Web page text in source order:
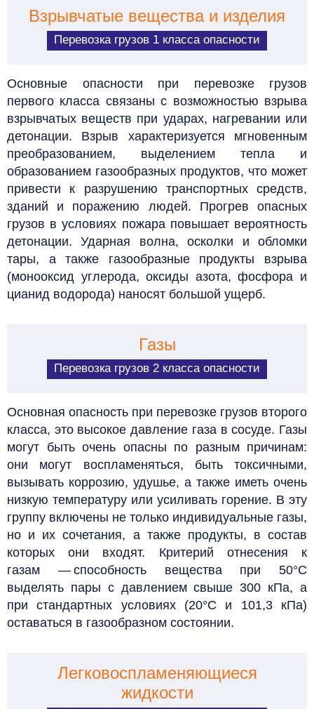
Взрывчатые вещества и изделия
Перевозка грузов 1 класса опасности
Основные опасности при перевозке грузов
первого класса связаны с возможностью взрыва
взрывчатых веществ при ударах, нагревании или
детонации. Взрыв характеризуется мгновенным
преобразованием, выделением тепла и
образованием газообразных продуктов, что может
привести к разрушению транспортных средств,
зданий и поражению людей. Прогрев опасных
грузов в условиях пожара повышает вероятность
детонации. Ударная волна, осколки и обломки
тары, а также газообразные продукты взрыва
(монооксид углерода, оксиды азота, фосфора и
цианид водорода) наносят большой ущерб.
Газы
Перевозка грузов 2 класса опасности
Основная опасность при перевозке грузов второго
класса, это высокое давление газа в сосуде. Газы
могут быть очень опасны по разным причинам:
они могут воспламеняться, быть токсичными,
вызывать коррозию, удушье, а также иметь очень
низкую температуру или усиливать горение. В эту
группу включены не только индивидуальные газы,
но и их сочетания, а также продукты, в состав
которых они входят. Критерий отнесения к
газам — способность вещества при 50°C
выделять пары с давлением свыше 300 кПа, а
при стандартных условиях (20°C и 101,3 кПа)
оставаться в газообразном состоянии.
Легковоспламеняющиеся
жидкости